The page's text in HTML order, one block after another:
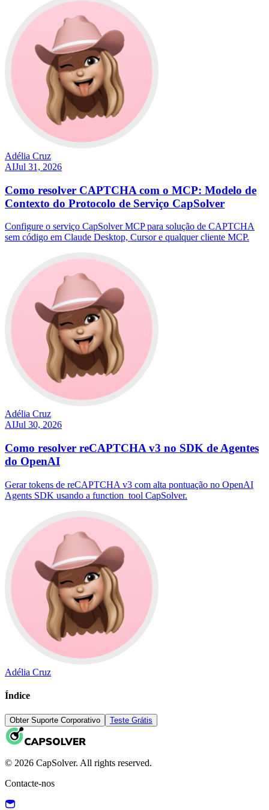
Adélia Cruz
AIJul 31, 2026
Como resolver CAPTCHA com o MCP: Modelo de
Contexto do Protocolo de Serviço CapSolver
Configure o serviço CapSolver MCP para solução de CAPTCHA
sem código em Claude Desktop, Cursor e qualquer cliente MCP.
Adélia Cruz
AIJul 30, 2026
Como resolver reCAPTCHA v3 no SDK de Agentes
do OpenAI
Gerar tokens de reCAPTCHA v3 com alta pontuação no OpenAI
Agents SDK usando a function_tool CapSolver.
Adélia Cruz
Índice
Obter Suporte Corporativo Teste Grátis
© 2026 CapSolver. All rights reserved.
Contacte-nos